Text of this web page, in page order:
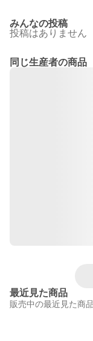
みんなの投稿
投稿はありません
同じ生産者の商品
最近見た商品
販売中の最近見た商